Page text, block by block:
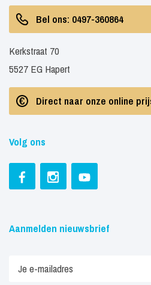
Bel ons: 0497-360864
Kerkstraat 70
5527 EG Hapert
Direct naar onze online
Volg ons
Aanmelden nieuwsbrief